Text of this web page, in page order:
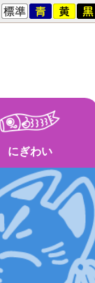
にぎわい